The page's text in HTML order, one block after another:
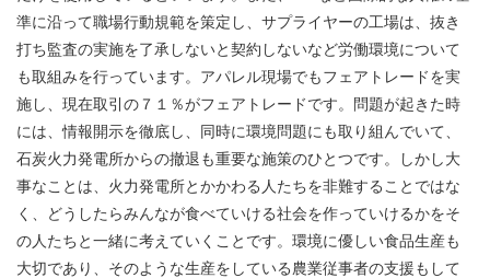
準に沿って職場行動規範を策定し、サプライヤーの工場は、抜き
打ち監査の実施を了承しないと契約しないなど労働環境について
も取組みを行っています。アパレル現場でもフェアトレードを実
施し、現在取引の７１％がフェアトレードです。問題が起きた時
には、情報開示を徹底し、同時に環境問題にも取り組んでいて、
石炭火力発電所からの撤退も重要な施策のひとつです。しかし大
事なことは、火力発電所とかかわる人たちを非難することではな
く、どうしたらみんなが食べていける社会を作っていけるかをそ
の人たちと一緒に考えていくことです。環境に優しい食品生産も
大切であり、そのような生産をしている農業従事者の支援もして